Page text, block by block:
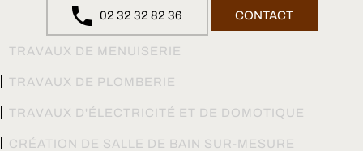
02 32 32 82 36 CONTACT
TRAVAUX DE MENUISERIE
TRAVAUX DE PLOMBERIE
TRAVAUX D'ÉLECTRICITÉ ET DE DOMOTIQUE
CRÉATION DE SALLE DE BAIN SUR-MESURE